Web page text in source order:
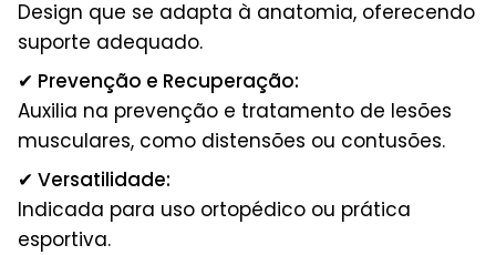
Design que se adapta à anatomia, oferecendo
suporte adequado.
✔ Prevenção e Recuperação:
Auxilia na prevenção e tratamento de lesões
musculares, como distensões ou contusões.
✔ Versatilidade:
Indicada para uso ortopédico ou prática
esportiva.